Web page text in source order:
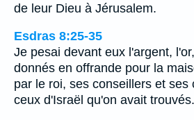
de leur Dieu à Jérusalem.
Esdras 8:25-35
Je pesai devant eux l'argent,
donnés en offrande pour la
par le roi, ses conseillers et ses
ceux d'Israël qu'on avait